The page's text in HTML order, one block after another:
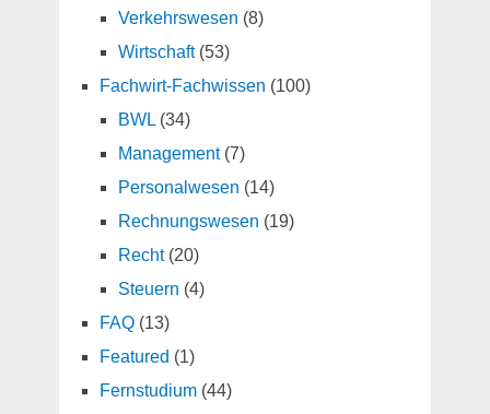
Verkehrswesen (8)
Wirtschaft(53)
Fachwirt-Fachwissen (100)
BWL(34)
Management(7)
Personalwesen (14)
Rechnungswesen (19)
Recht(20)
Steuern (4)
FAQ(13)
Featured (1)
Fernstudium(44)